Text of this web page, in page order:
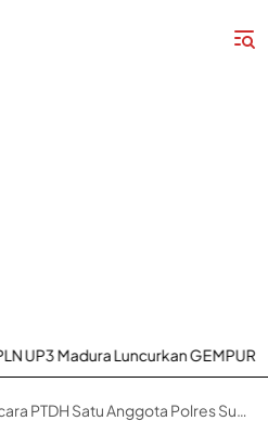
Luncurkan GEMPUR
Pimpin Upacara PTDH Satu Anggota Polres Sumenep, Kapolres Rivanda: Ini Menyedihkan